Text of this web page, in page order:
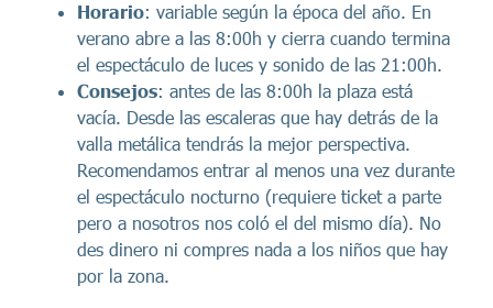
Horario: variable según la época del año. En
verano abre a las 8:00h y cierra cuando termina
el espectáculo de luces y sonido de las 21:00h.
Consejos: antes de las 8:00h la plaza está
vacía. Desde las escaleras que hay detrás de la
valla metálica tendrás la mejor perspectiva.
Recomendamos entrar al menos una vez durante
el espectáculo nocturno (requiere ticket a parte
pero a nosotros nos coló el del mismo día). No
des dinero ni compres nada a los niños que hay
por la zona.